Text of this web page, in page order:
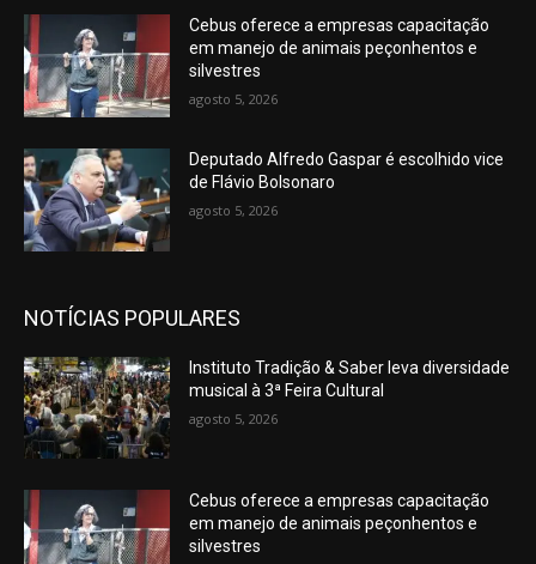
Cebus oferece a empresas capacitação
em manejo de animais peçonhentos e
silvestres
agosto 5, 2026
Deputado Alfredo Gaspar é escolhido vice
de Flávio Bolsonaro
agosto 5, 2026
NOTÍCIAS POPULARES
Instituto Tradição & Saber leva diversidade
musical à 3ª Feira Cultural
agosto 5, 2026
Cebus oferece a empresas capacitação
em manejo de animais peçonhentos e
silvestres